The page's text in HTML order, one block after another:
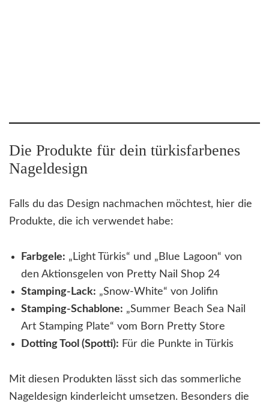
Die Produkte für dein türkisfarbenes
Nageldesign
Falls du das Design nachmachen möchtest, hier die
Produkte, die ich verwendet habe:
Farbgele: „Light Türkis“ und „Blue Lagoon“ von
den Aktionsgelen von Pretty Nail Shop 24
Stamping-Lack: „Snow-White“ von Jolifin
Stamping-Schablone: „Summer Beach Sea Nail
Art Stamping Plate“ vom Born Pretty Store
Dotting Tool (Spotti): Für die Punkte in Türkis
Mit diesen Produkten lässt sich das sommerliche
Nageldesign kinderleicht umsetzen. Besonders die